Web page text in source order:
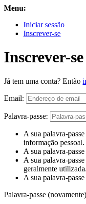
Menu:
Iniciar sessão
Inscrever-se
Inscrever-se
Já tem uma conta? Então
Email:
Palavra-passe:
A sua palavra-
informação pessoal.
A sua palavra-
A sua palavra-
geralmente utilizada.
A sua palavra-
Palavra-passe